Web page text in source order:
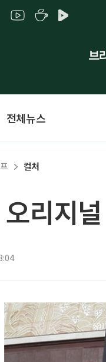
전체뉴스
컬처
리지